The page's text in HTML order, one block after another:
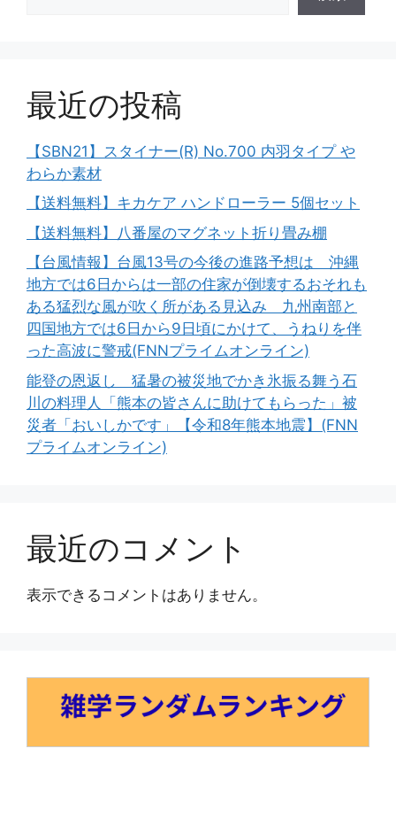
最近の投稿
【SBN21】スタイナー(R) No.700 内羽タイプ や
わらか素材
【送料無料】キカケア ハンドローラー 5個セット
【送料無料】八番屋のマグネット折り畳み棚
【台風情報】台風13号の今後の進路予想は 沖縄
地方では6日からは一部の住家が倒壊するおそれも
ある猛烈な風が吹く所がある見込み 九州南部と
四国地方では6日から9日頃にかけて、うねりを伴
った高波に警戒(FNNプライムオンライン)
能登の恩返し 猛暑の被災地でかき氷振る舞う石
川の料理人「熊本の皆さんに助けてもらった」被
災者「おいしかです」【令和8年熊本地震】(FNN
プライムオンライン)
最近のコメント
表示できるコメントはありません。